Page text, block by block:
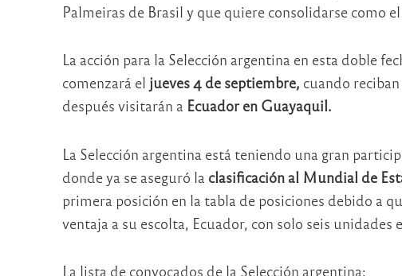
Palmeiras de Brasil y que quiere consolidarse como el
La acción para la Selección argentina en esta doble
comenzará el jueves 4 de septiembre, cuando reciban
después visitarán a Ecuador en Guayaquil.
La Selección argentina está teniendo una gran
donde ya se aseguró la clasificación al Mundial de
primera posición en la tabla de posiciones debido a
ventaja a su escolta, Ecuador, con solo seis unidades
La lista de convocados de la Selección argentina: